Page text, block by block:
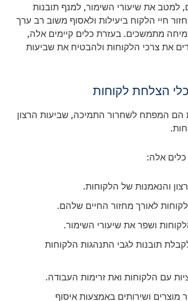
למטב את שיעורי השימור, למנף תובנות
חיי הלקוח ביעילות ולאסוף משוב רב ערך
מתמשכים. בעזרת כלים קיימים אלה,
את צרכי הלקוחות ולהבטיח את שביעות
הצלחת לקוחות
הם המפתח לשחרור התמיכה, שביעות הרצון
אלה:
והנאמנות של הלקוחות.
לאורך מחזור החיים שלהם.
ושפר את שיעורי השימור.
תובנות לגבי התנהגות הלקוחות
עם הלקוחות ואת זרימות העבודה.
מוצרים ושירותים באמצעות איסוף